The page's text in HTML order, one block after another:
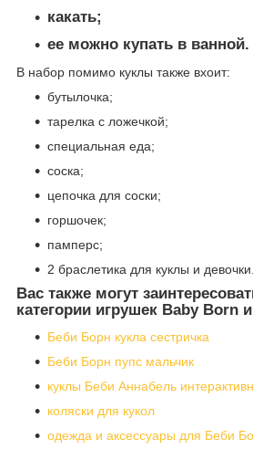
какать;
ее можно купать в ванной.
В набор помимо куклы также вхоит:
бутылочка;
тарелка с ложечкой;
специальная еда;
соска;
цепочка для соски;
горшочек;
памперс;
2 браслетика для куклы и девочки.
Вас также могут
категории игрушек Baby Born
Беби Борн кукла сестричка
Беби Борн пупс мальчик
куклы Беби Аннабель
коляски для кукол
одежда и аксессуары для Беби